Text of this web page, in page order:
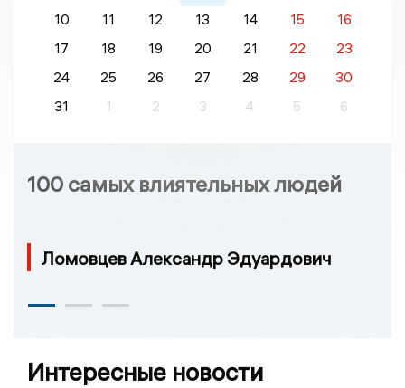
10
11 12 13 14 15
16
17
18 19 20 21 22
23
24
25 26 27 28 29
30
31
1 2 3 4 5 6
100 самых влиятельных людей
Ломовцев Александр Эдуардович
Интересные новости